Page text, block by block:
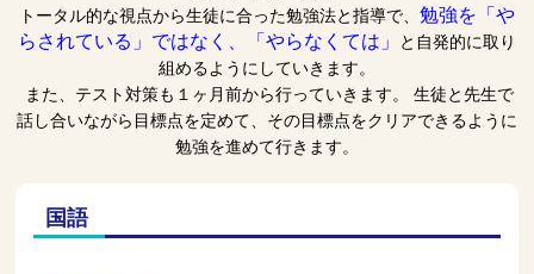
トータル的な視点から生徒に合った勉強法と指導で、 勉強を「や
らされている」ではなく、「やらなくては」
と自発的に取り
組めるようにしていきます。
また、テスト対策も１ヶ月前から行っていきます。 生徒と先生で
話し合いながら目標点を定めて、その目標点をクリアできるように
勉強を進めて行きます。
国語